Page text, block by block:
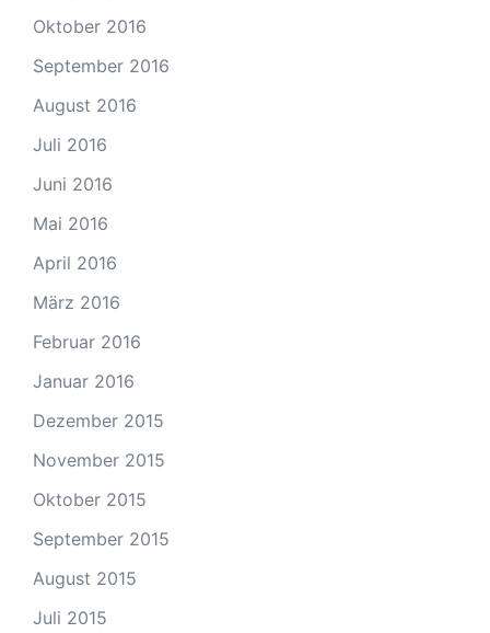
Oktober 2016
September 2016
August 2016
Juli 2016
Juni 2016
Mai 2016
April 2016
März 2016
Februar 2016
Januar 2016
Dezember 2015
November 2015
Oktober 2015
September 2015
August 2015
Juli 2015